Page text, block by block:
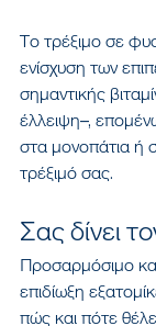
Το τρέξιμο σε
ενίσχυση των
σημαντικής
έλλειψη–,
στα μονοπάτια ή
τρέξιμό σας.
Σας δίνει
Προσαρμόσιμο
επιδίωξη
πώς και πότε